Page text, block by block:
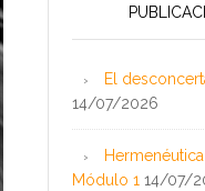
El
14/07/2026
Módulo 1 14/07/